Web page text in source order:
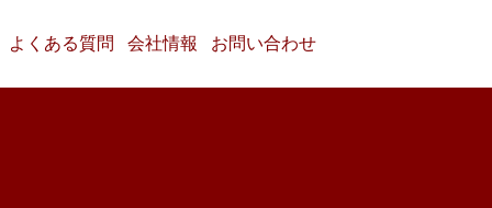
よくある質問 会社情報 お問い合わせ